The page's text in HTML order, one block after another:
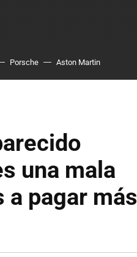
Porsche Aston Martin
una mala
pagar más